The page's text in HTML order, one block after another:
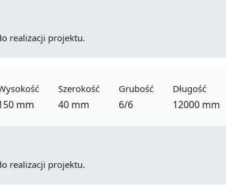
realizacji projektu.
mm
Szerokość
40 mm
Grubość
6/6
Długość
12000 mm
realizacji projektu.